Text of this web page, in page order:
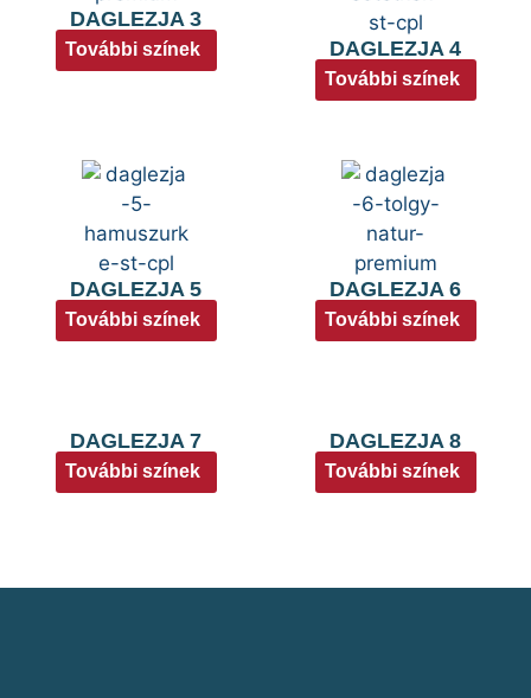
DAGLEZJA 3
További színek DAGLEZJA 4
További színek
DAGLEZJA 5
További színek
DAGLEZJA 6
További színek
DAGLEZJA 7
További színek
DAGLEZJA 8
További színek